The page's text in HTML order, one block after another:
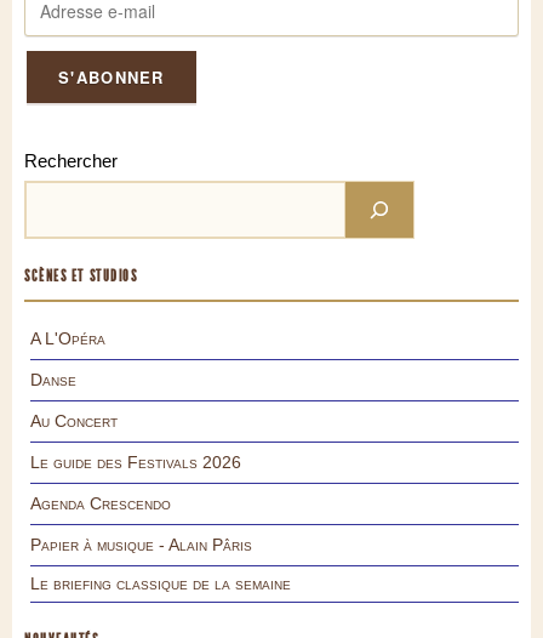
Rechercher
SCÈNES ET STUDIOS
A L'Opéra
Danse
Au Concert
Le guide des Festivals 2026
Agenda Crescendo
Papier à musique - Alain Pâris
Le briefing classique de la semaine